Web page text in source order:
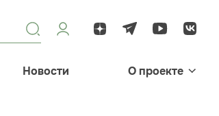
Новости О проекте